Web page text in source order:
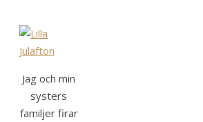
Jag och min
systers
familjer firar